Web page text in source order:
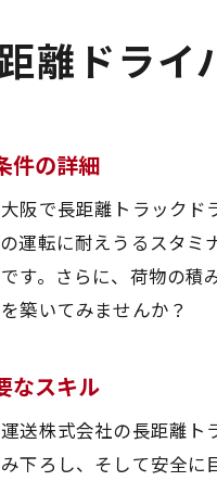
応募
全国を駆
長距離
必要な
ドライ
従業員
環境に
離ドラ
件の詳細
阪で長距離トラック
運転に耐えうるスタ
す。さらに、荷物の
築いてみませんか？
なスキル
送株式会社の長距離
下ろし、そして安全